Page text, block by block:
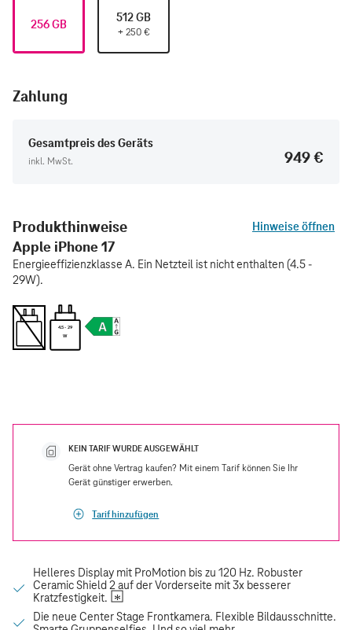
256 GB 512 GB
+ 250 €
Zahlung
Gesamtpreis des Geräts
inkl. MwSt. 949 €
Produkthinweise Hinweise öffnen
Apple iPhone 17
Energieeffizienzklasse A. Ein Netzteil ist nicht enthalten (4.5 -
29W).
4.5 - 29
W
KEIN TARIF WURDE AUSGEWÄHLT
Gerät ohne Vertrag kaufen? Mit einem Tarif können Sie Ihr
Gerät günstiger erwerben.
Tarif hinzufügen